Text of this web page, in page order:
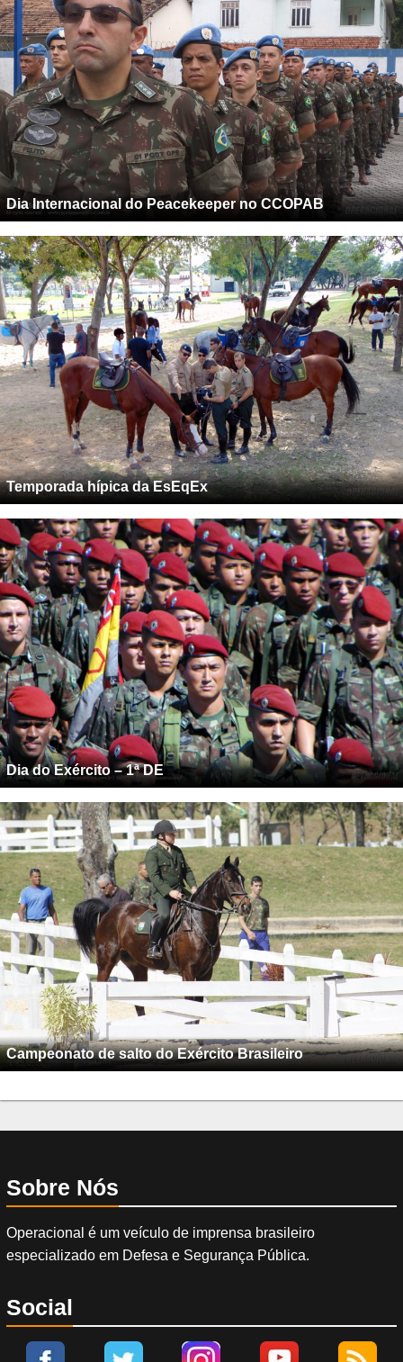
Dia Internacional do Peacekeeper no CCOPAB
Temporada hípica da EsEqEx
Dia do Exército – 1ª DE
Campeonato de salto do Exército Brasileiro
Sobre Nós
Operacional é um veículo de imprensa brasileiro
especializado em Defesa e Segurança Pública.
Social